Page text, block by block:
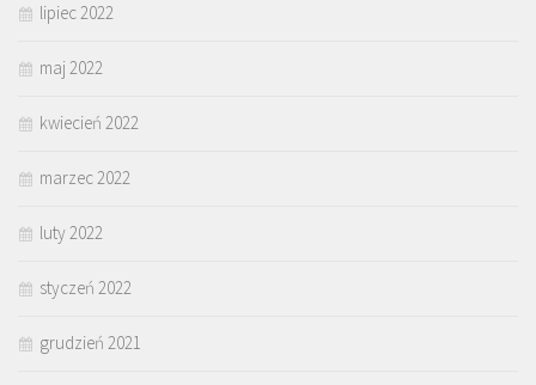
lipiec 2022
maj 2022
kwiecień 2022
marzec 2022
luty 2022
styczeń 2022
grudzień 2021